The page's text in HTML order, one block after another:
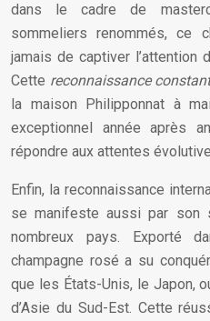
dans le cadre de
sommeliers renommés, ce
jamais de captiver l’attention
Cette reconnaissance
la maison Philipponnat à
exceptionnel année après
répondre aux attentes
Enfin, la reconnaissance
se manifeste aussi par son
nombreux pays. Exporté
champagne rosé a su
que les États-Unis, le Japon,
d’Asie du Sud-Est. Cette